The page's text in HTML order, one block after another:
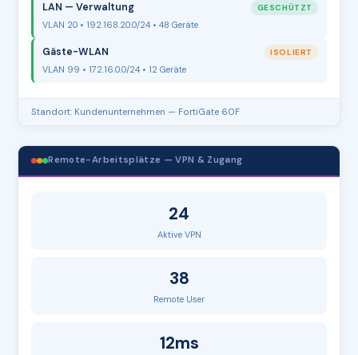
LAN — Verwaltung GESCHÜTZT
VLAN 20 • 192.168.20.0/24 • 48 Geräte
Gäste-WLAN ISOLIERT
VLAN 99 • 172.16.0.0/24 • 12 Geräte
Standort: Kundenunternehmen — FortiGate 60F
Remote-Arbeitsplätze — VPN & Zugang
24
Aktive VPN
38
Remote User
12ms